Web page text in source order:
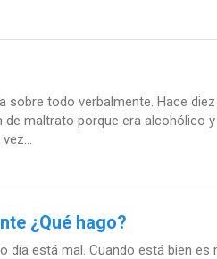
todo verbalmente. Hace
maltrato porque era alcohólico
¿Qué hago?
día está mal. Cuando está bien es